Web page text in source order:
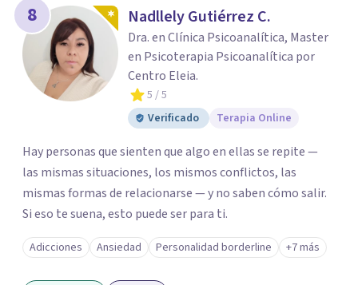
8 Nadllely Gutiérrez C.
Dra. en Clínica Psicoanalítica, Master
en Psicoterapia Psicoanalítica por
Centro Eleia.
5 / 5
Verificado
Terapia Online
Hay personas que sienten que algo en ellas se repite —
las mismas situaciones, los mismos conflictos, las
mismas formas de relacionarse — y no saben cómo salir.
Si eso te suena, esto puede ser para ti.
Adicciones Ansiedad Personalidad borderline +7 más